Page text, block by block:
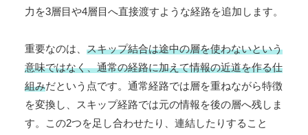
力を3層目や4層目へ直接渡すような経路を追加します。
重要なのは、 スキップ結合は途中の層を使わないという
意味ではなく、通常の経路に加えて情報の近道を作る仕
組みだという点です。通常経路では層を重ねながら特徴
を変換し、スキップ経路では元の情報を後の層へ残しま
す。この2つを足し合わせたり、連結したりすること